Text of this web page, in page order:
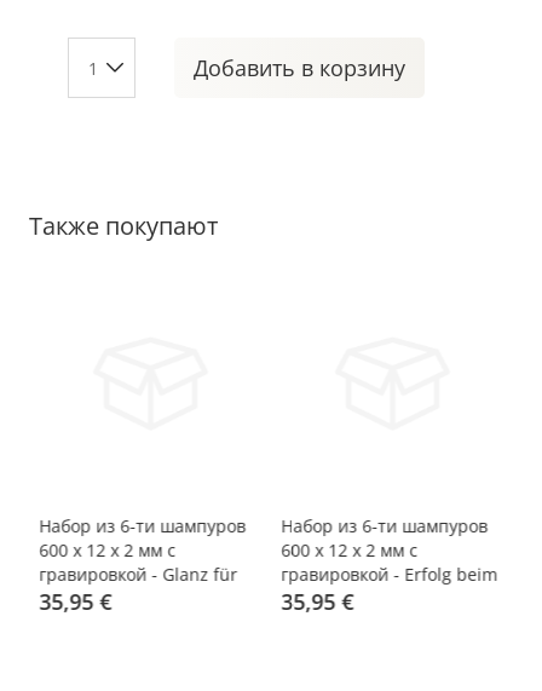
Добавить в корзину
Также покупают
Набор из 6-ти шампуров
600 x 12 x 2 мм с
гравировкой - Glanz für
jeden Spieß!
35,95 €
Набор из 6-ти шампуров
600 x 12 x 2 мм с
гравировкой - Erfolg beim
Schaschlik!
35,95 €